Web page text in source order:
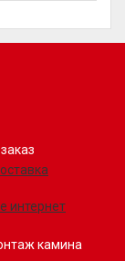
интернет
камина